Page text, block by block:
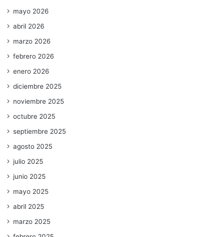
mayo 2026
abril 2026
marzo 2026
febrero 2026
enero 2026
diciembre 2025
noviembre 2025
octubre 2025
septiembre 2025
agosto 2025
julio 2025
junio 2025
mayo 2025
abril 2025
marzo 2025